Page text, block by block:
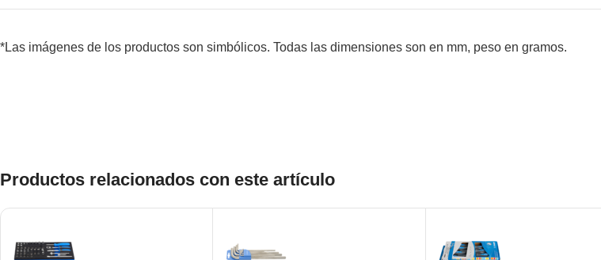
*Las imágenes de los productos son simbólicos. Todas las dimensiones son en mm, peso en gramos.
Productos relacionados con este artículo